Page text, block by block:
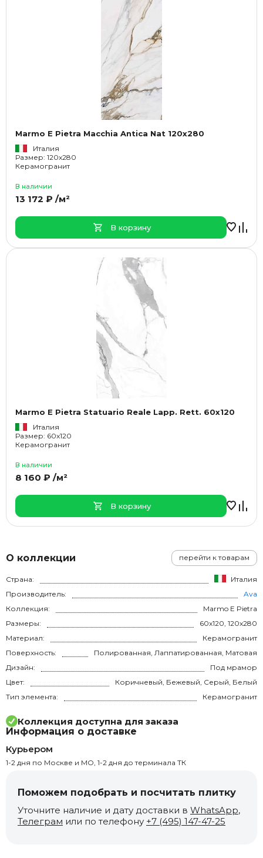
О коллекции перейти к товарам
Страна:
Италия
Производитель:
Ava
Коллекция:
Marmo E Pietra
Размеры:
60x120, 120x280
Материал:
Керамогранит
Поверхность:
Полированная, Лаппатированная, Матовая
Дизайн:
Под мрамор
Цвет:
Коричневый, Бежевый, Серый, Белый
Тип элемента:
Керамогранит
Коллекция доступна для заказа
Информация о доставке
Курьером
1-2 дня по Москве и МО, 1-2 дня до терминала ТК
Поможем подобрать и посчитать плитку
Уточните наличие и дату доставки в WhatsApp,
Телеграм или по телефону +7 (495) 147-47-25
Marmo E Pietra Macchia Antica Nat 120x280
Италия
Размер: 120x280
Керамогранит
В наличии
13 172 ₽ /м²
В корзину
Marmo E Pietra Statuario Reale Lapp. Rett. 60x120
Италия
Размер: 60x120
Керамогранит
В наличии
8 160 ₽ /м²
В корзину